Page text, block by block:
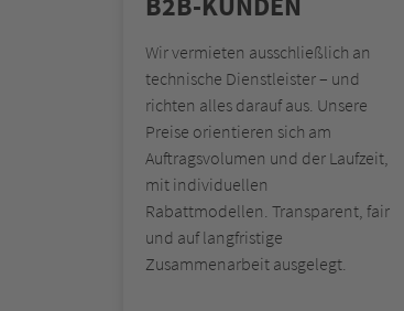
Wir vermieten ausschließlich an
technische Dienstleister – und
richten alles darauf aus. Unsere
Preise orientieren sich am
Auftragsvolumen und der Laufzeit,
mit individuellen
Rabattmodellen. Transparent, fair
und auf langfristige
Zusammenarbeit ausgelegt.